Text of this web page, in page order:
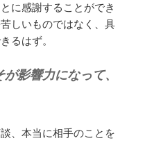
に感謝することができ
しいものではなく、具
るはず。
影響力になって、
、本当に相手のことを